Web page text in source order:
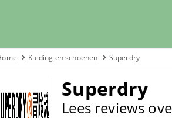
Kleding en schoenen Superdry
Superdry
Lees reviews